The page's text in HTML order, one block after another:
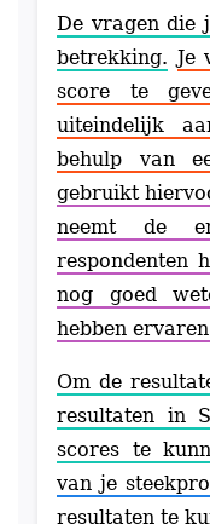
De vragen die
betrekking. Je
score te
uiteindelijk
behulp van
gebruikt
neemt de
respondenten
nog goed
hebben
Om de
resultaten in
scores te
van je
resultaten te